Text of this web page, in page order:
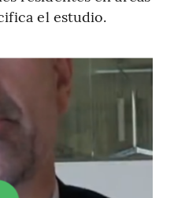
el estudio.